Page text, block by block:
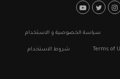
سياسة الخصوصية و الاستخدام
Terms of شروط الاستخدام